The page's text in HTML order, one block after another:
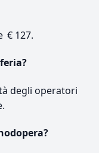
€ 127.
degli operatori